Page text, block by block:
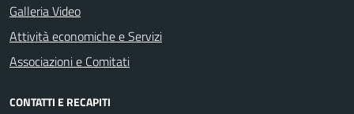
Galleria Video
Attività economiche e Servizi
Associazioni e Comitati
CONTATTI E RECAPITI